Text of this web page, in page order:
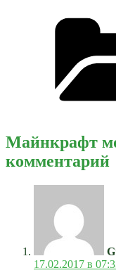
Майнкрафт
комментарий
17.02.2017 в